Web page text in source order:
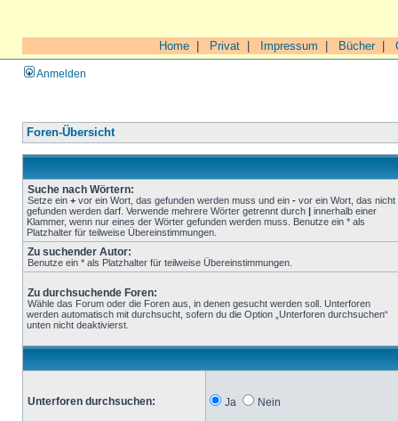
Home Privat Impressum Bücher|
Anmelden
Foren-Übersicht
Suche nach Wörtern:
Setze ein + vor ein Wort, das gefunden werden muss und ein - vor ein Wort, das nicht
gefunden werden darf. Verwende mehrere Wörter getrennt durch | innerhalb einer
Klammer, wenn nur eines der Wörter gefunden werden muss. Benutze ein * als
Platzhalter für teilweise Übereinstimmungen.
Zu suchender Autor:
Benutze ein * als Platzhalter für teilweise Übereinstimmungen.
Zu durchsuchende Foren:
Wähle das Forum oder die Foren aus, in denen gesucht werden soll. Unterforen
werden automatisch mit durchsucht, sofern du die Option „Unterforen durchsuchen“
unten nicht deaktivierst.
Unterforen durchsuchen: Ja Nein